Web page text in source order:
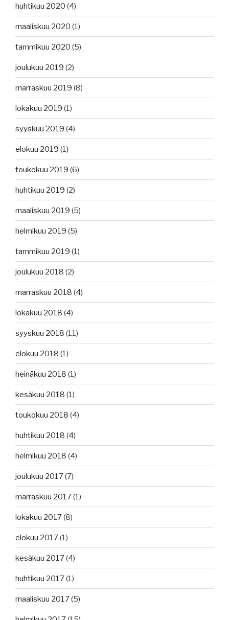
huhtikuu 2020 (4)
maaliskuu 2020 (1)
tammikuu 2020 (5)
joulukuu 2019 (2)
marraskuu 2019 (8)
lokakuu 2019 (1)
syyskuu 2019 (4)
elokuu 2019 (1)
toukokuu 2019 (6)
huhtikuu 2019 (2)
maaliskuu 2019 (5)
helmikuu 2019 (5)
tammikuu 2019 (1)
joulukuu 2018 (2)
marraskuu 2018 (4)
lokakuu 2018 (4)
syyskuu 2018 (11)
elokuu 2018 (1)
heinäkuu 2018 (1)
kesäkuu 2018 (1)
toukokuu 2018 (4)
huhtikuu 2018 (4)
helmikuu 2018 (4)
joulukuu 2017(7)
marraskuu 2017(1)
lokakuu 2017(8)
elokuu 2017(1)
kesäkuu 2017(4)
huhtikuu 2017(1)
maaliskuu 2017(5)